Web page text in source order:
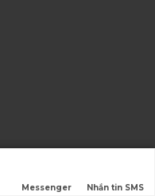
Messenger Nhắn tin SMS